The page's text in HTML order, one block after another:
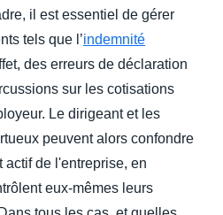
il est essentiel de gérer
tels que l’indemnité
des erreurs de déclaration
sur les cotisations
Le dirigeant et les
peuvent alors confondre
actif de l'entreprise, en
eux-mêmes leurs